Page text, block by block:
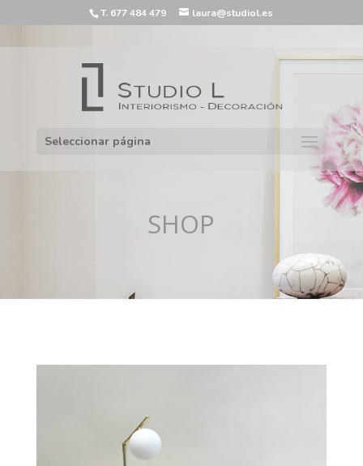
T. 677 484 479 laura@studiol.es
Seleccionar página
SHOP